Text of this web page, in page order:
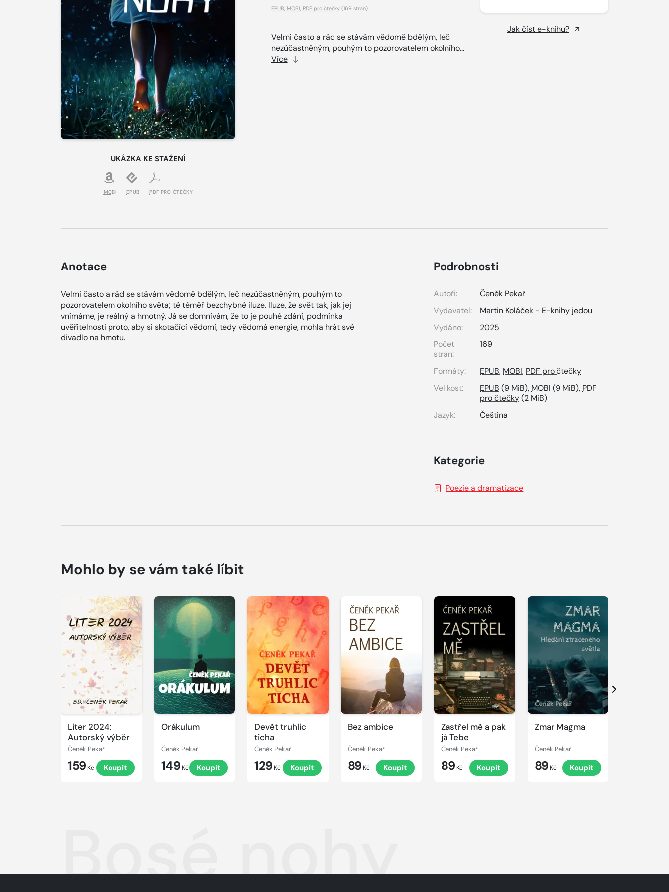
UKÁZKA KE STAŽENÍ
MOBI EPUB PDF PRO ČTEČKY
EPUB MOBI PDF pro čtečky(169 stran)
Velmi často a rád se stávám vědomě bdělým, leč
nezúčastněným, pouhým to pozorovatelem okolního...
Více
Jak číst e-knihu?
Anotace
Velmi často a rád se stávám vědomě bdělým, leč nezúčastněným, pouhým to
pozorovatelem okolního světa; té téměř bezchybné iluze. Iluze, že svět tak, jak jej
vnímáme, je reálný a hmotný. Já se domnívám, že to je pouhé zdání, podmínka
uvěřitelnosti proto, aby si skotačící vědomí, tedy vědomá energie, mohla hrát své
divadlo na hmotu.
Podrobnosti
Autoři:
Čeněk Pekař
Vydavatel:
Martin Koláček - E-knihy jedou
Vydáno:
2025
Počet
stran:
169
Formáty: EPUB, MOBI, PDF pro čtečky
Velikost:
EPUB (9 MiB), MOBI (9 MiB), PDF
pro čtečky(2 MiB)
Jazyk:
Čeština
Kategorie
Poezie a dramatizace
Mohlo by se vám také líbit
Liter 2024:
Autorský výběr
Čeněk Pekař
159 Kč Koupit
Orákulum
Čeněk Pekař
149 Kč Koupit
Devět truhlic
ticha
Čeněk Pekař
129 Kč Koupit
Bez ambice
Čeněk Pekař
89 Kč Koupit
Zastřel mě a pak
já Tebe
Čeněk Pekař
89 Kč Koupit
Zmar Magma
Čeněk Pekař
89 Kč Koupit
Další
Bosé nohy